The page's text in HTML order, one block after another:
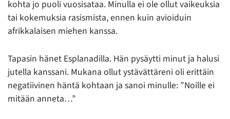
kohta jo puoli vuosisataa. Minulla ei ole ollut vaikeuksia
tai kokemuksia rasismista, ennen kuin avioiduin
afrikkalaisen miehen kanssa.
Tapasin hänet Esplanadilla. Hän pysäytti minut ja halusi
jutella kanssani. Mukana ollut ystävättäreni oli erittäin
negatiivinen häntä kohtaan ja sanoi minulle: ”Noille ei
mitään anneta…”